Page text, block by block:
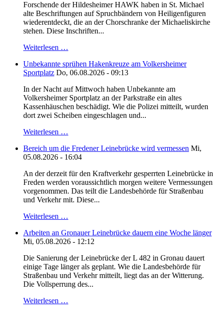
Forschende der Hildesheimer HAWK haben in St. Michael
alte Beschriftungen auf Spruchbändern von Heiligenfiguren
wiederentdeckt, die an der Chorschranke der Michaeliskirche
stehen. Diese Inschriften...
Weiterlesen …
Unbekannte sprühen Hakenkreuze am Volkersheimer
Sportplatz Do, 06.08.2026 - 09:13
In der Nacht auf Mittwoch haben Unbekannte am
Volkersheimer Sportplatz an der Parkstraße ein altes
Kassenhäuschen beschädigt. Wie die Polizei mitteilt, wurden
dort zwei Scheiben eingeschlagen und...
Weiterlesen …
Bereich um die Fredener Leinebrücke wird vermessen Mi,
05.08.2026 - 16:04
An der derzeit für den Kraftverkehr gesperrten Leinebrücke in
Freden werden voraussichtlich morgen weitere Vermessungen
vorgenommen. Das teilt die Landesbehörde für Straßenbau
und Verkehr mit. Diese...
Weiterlesen …
Arbeiten an Gronauer Leinebrücke dauern eine Woche länger
Mi, 05.08.2026 - 12:12
Die Sanierung der Leinebrücke der L 482 in Gronau dauert
einige Tage länger als geplant. Wie die Landesbehörde für
Straßenbau und Verkehr mitteilt, liegt das an der Witterung.
Die Vollsperrung des...
Weiterlesen …